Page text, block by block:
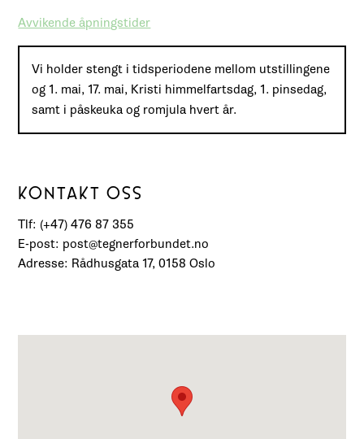
Avvikende åpningstider
Vi holder stengt i tidsperiodene mellom utstillingene
og 1. mai, 17. mai, Kristi himmelfartsdag, 1. pinsedag,
samt i påskeuka og romjula hvert år.
KONTAKT OSS
Tlf: (+47) 476 87 355
E-post: post@tegnerforbundet.no
Adresse: Rådhusgata 17, 0158 Oslo